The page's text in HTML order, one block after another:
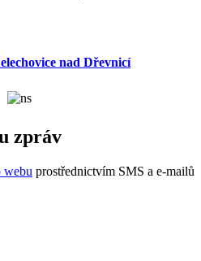
nad Dřevnicí
zpráv
webu prostřednictvím SMS a e-mailů